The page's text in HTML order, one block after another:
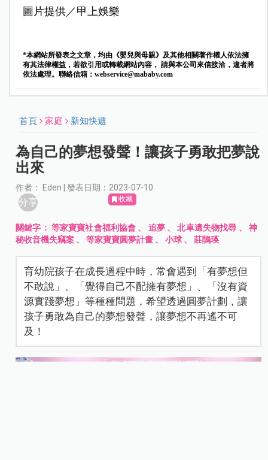
圖片提供／甲上娛樂
*本網站所發表之文章，均由《嬰兒與母親》及其他相關著作權人依法擁
有其法律權益，若欲引用或轉載網站內容， 請與本公司來信接洽，違者將
依法處理。聯絡信箱： webservice@mababy.com
首頁 家庭 新知快遞
為自己的夢想發聲！讓孩子勇敢把夢說
出來
作者： Eden | 發表日期：2023-07-10
分享 收藏
關鍵字： 等家寶寶社會福利協會 、 追夢 、北車遺失物找尋 、 神
秘收音機失竊案 、等家寶寶圓夢計畫 、小球 、莊鵑瑛
育幼院孩子在成長過程中時，常會遇到「有夢想但
不敢說」、「覺得自己不配擁有夢想」、「沒有資
源實踐夢想」等種種問題，希望透過圓夢計劃，讓
孩子勇敢為自己的夢想發聲，讓夢想不再遙不可
及！